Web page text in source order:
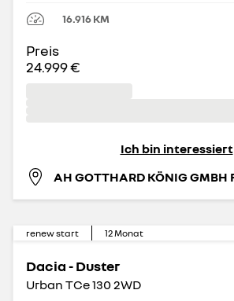
16.916KM
Preis
24.999 €
Ich bin interessiert
renew start 12Monat
Dacia - Duster
Urban TCe 130 2WD